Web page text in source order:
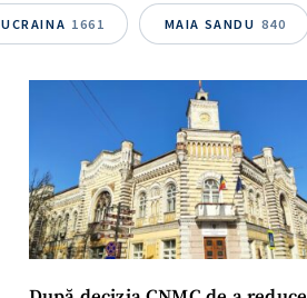
UCRAINA 1661 MAIA SANDU 840